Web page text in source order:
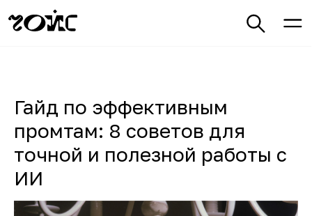
Гайд по эффективным
промтам: 8 советов для
точной и полезной работы с
ИИ